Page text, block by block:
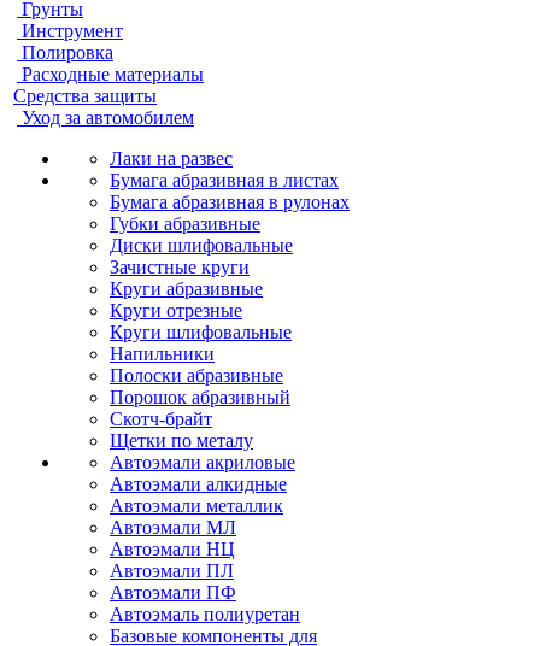
Грунты
Инструмент
Полировка
Расходные материалы
Средства защиты
Уход за автомобилем
Лаки на развес
Бумага абразивная в листах
Бумага абразивная в рулонах
Губки абразивные
Диски шлифовальные
Зачистные круги
Круги абразивные
Круги отрезные
Круги шлифовальные
Напильники
Полоски абразивные
Порошок абразивный
Скотч-брайт
Щетки по металу
Автоэмали акриловые
Автоэмали алкидные
Автоэмали металлик
Автоэмали МЛ
Автоэмали НЦ
Автоэмали ПЛ
Автоэмали ПФ
Автоэмаль полиуретан
Базовые компоненты для